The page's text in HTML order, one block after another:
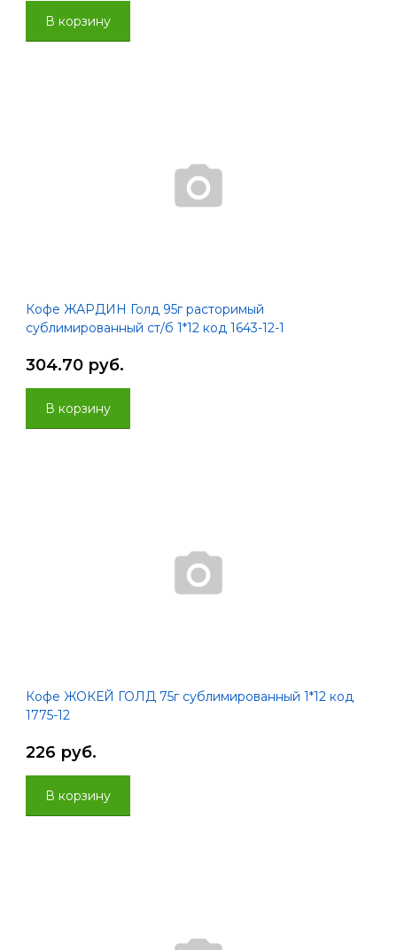
В корзину
Кофе ЖАРДИН Голд 95г расторимый
сублимированный ст/б 1*12 код 1643-12-1
304.70 руб.
В корзину
Кофе ЖОКЕЙ ГОЛД 75г сублимированный 1*12 код
1775-12
226 руб.
В корзину